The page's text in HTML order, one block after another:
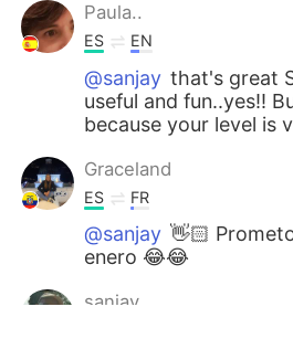
Paula..
ES EN
@sanjay that's great
useful and fun..yes!!
because your level is
Graceland
ES FR
@sanjay 👋🏻
enero 😂😂
sanjay